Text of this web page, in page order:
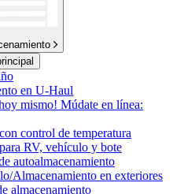
en U-Haul
mismo! Múdate en línea:
control de temperatura
RV, vehículo y bote
autoalmacenamiento
Almacenamiento en exteriores
almacenamiento